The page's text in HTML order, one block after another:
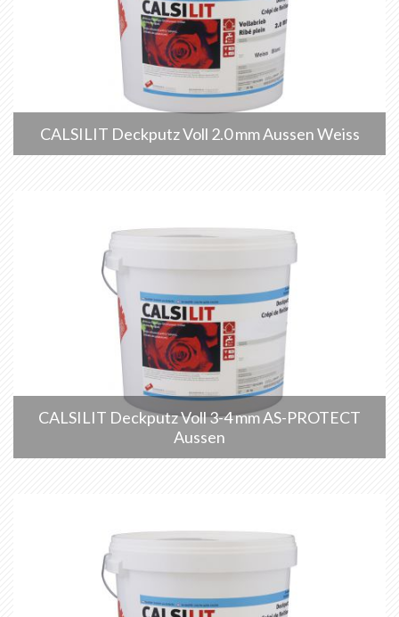
CALSILIT Deckputz Voll 2.0 mm Aussen Weiss
CALSILIT Deckputz Voll 3-4 mm AS-PROTECT
Aussen